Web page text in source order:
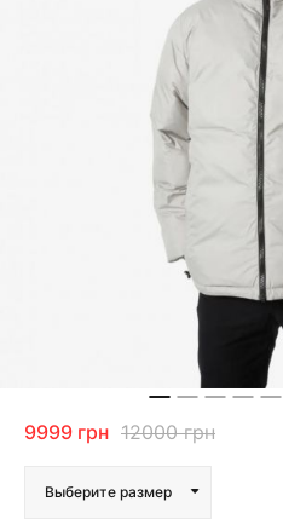
9999 грн 12000 грн
Выберите размер